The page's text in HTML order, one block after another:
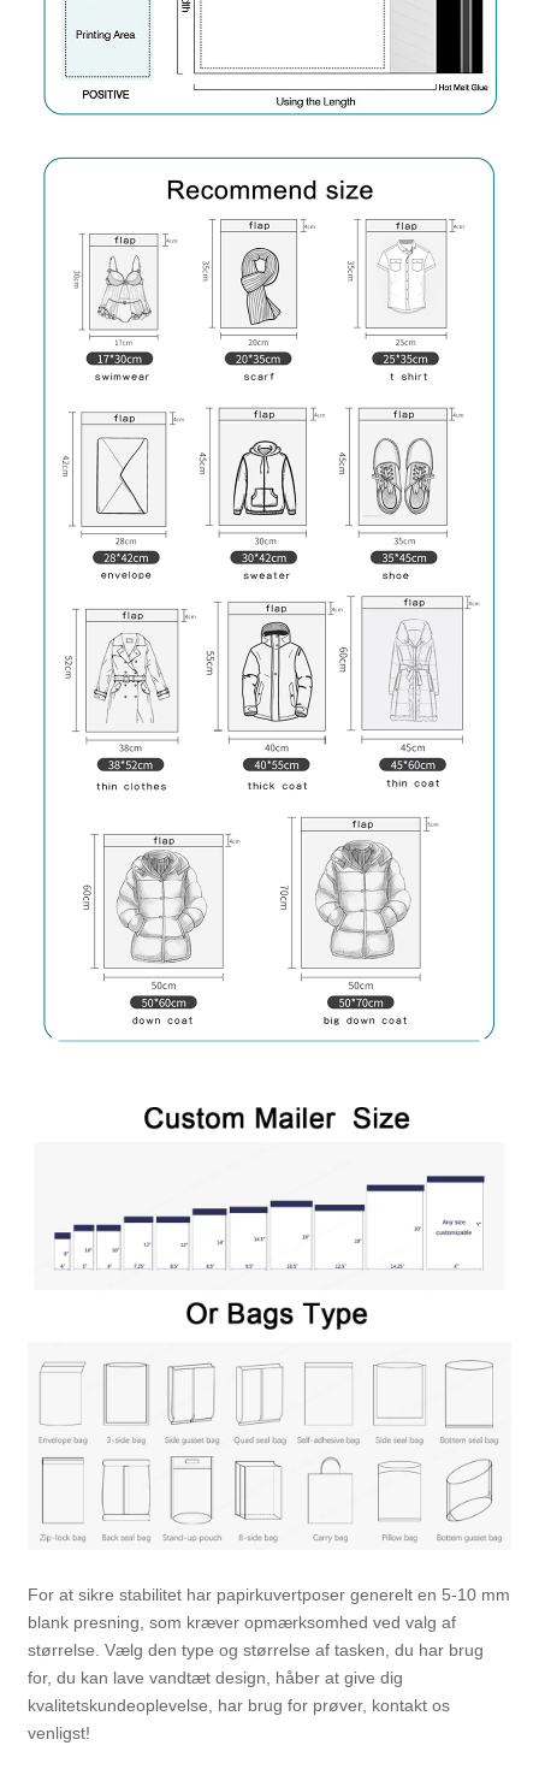
For at sikre stabilitet har papirkuvertposer generelt en 5-10 mm
blank presning, som kræver opmærksomhed ved valg af
størrelse. Vælg den type og størrelse af tasken, du har brug
for, du kan lave vandtæt design, håber at give dig
kvalitetskundeoplevelse, har brug for prøver, kontakt os
venligst!